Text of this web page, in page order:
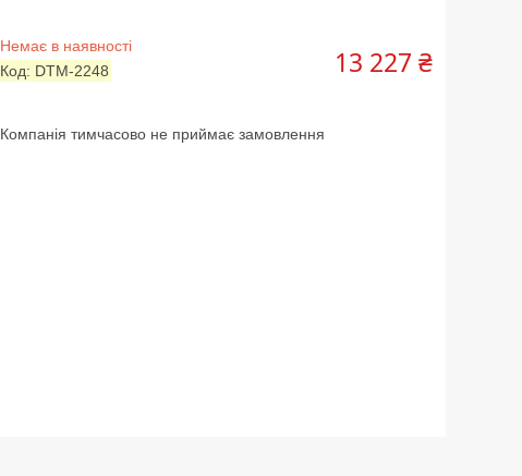
Немає в наявності
Код: DTM-2248 13 227 ₴
Компанія тимчасово не приймає замовлення